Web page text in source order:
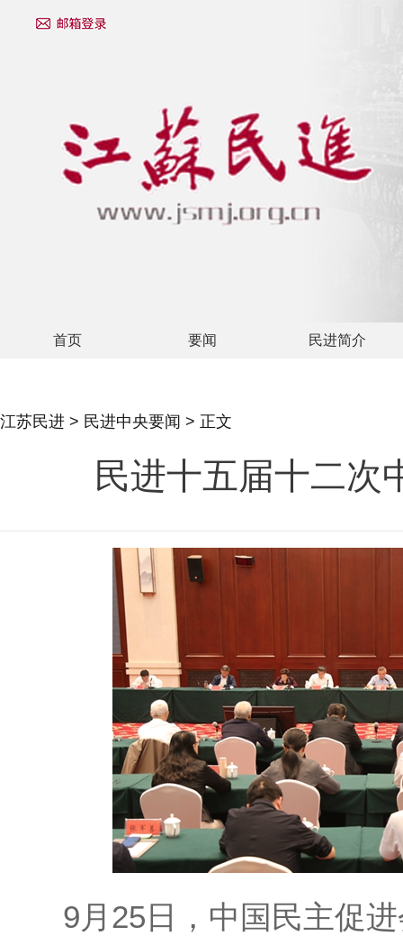
首页 要闻 民进简介
江苏民进 > 民进中央要闻 > 正文
民进十五届十二次
9月25日，中国民主促进